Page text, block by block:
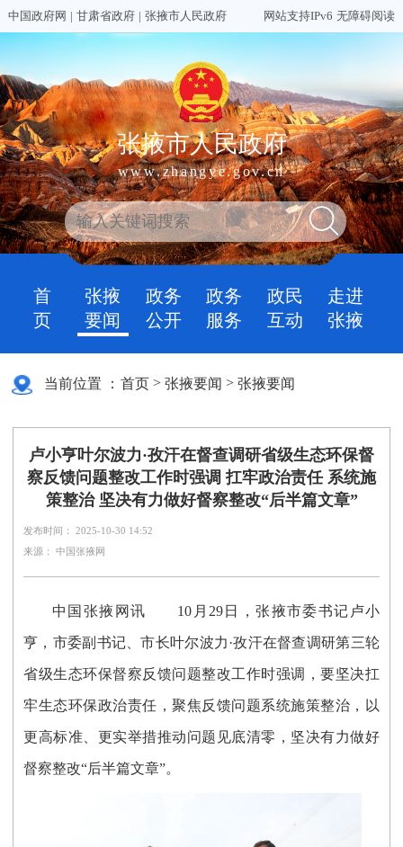
中国政府网 | 甘肃省政府 | 张掖市人民政府 网站支持IPv6 无障碍阅读
张掖市人民政府
www.zhangye.gov.cn
首
页
张掖
要闻
政务
公开
政务
服务
政民
互动
走进
张掖
当前位置 ： 首页 >张掖要闻 >张掖要闻
卢小亨叶尔波力·孜汗在督查调研省级生态环保督
察反馈问题整改工作时强调 扛牢政治责任 系统施
策整治 坚决有力做好督察整改“后半篇文章”
发布时间： 2025-10-30 14:52
来源： 中国张掖网
中国张掖网讯 10月29日，张掖市委书记卢小
亨，市委副书记、市长叶尔波力·孜汗在督查调研第三轮
省级生态环保督察反馈问题整改工作时强调，要坚决扛
牢生态环保政治责任，聚焦反馈问题系统施策整治，以
更高标准、更实举措推动问题见底清零，坚决有力做好
督察整改“后半篇文章”。